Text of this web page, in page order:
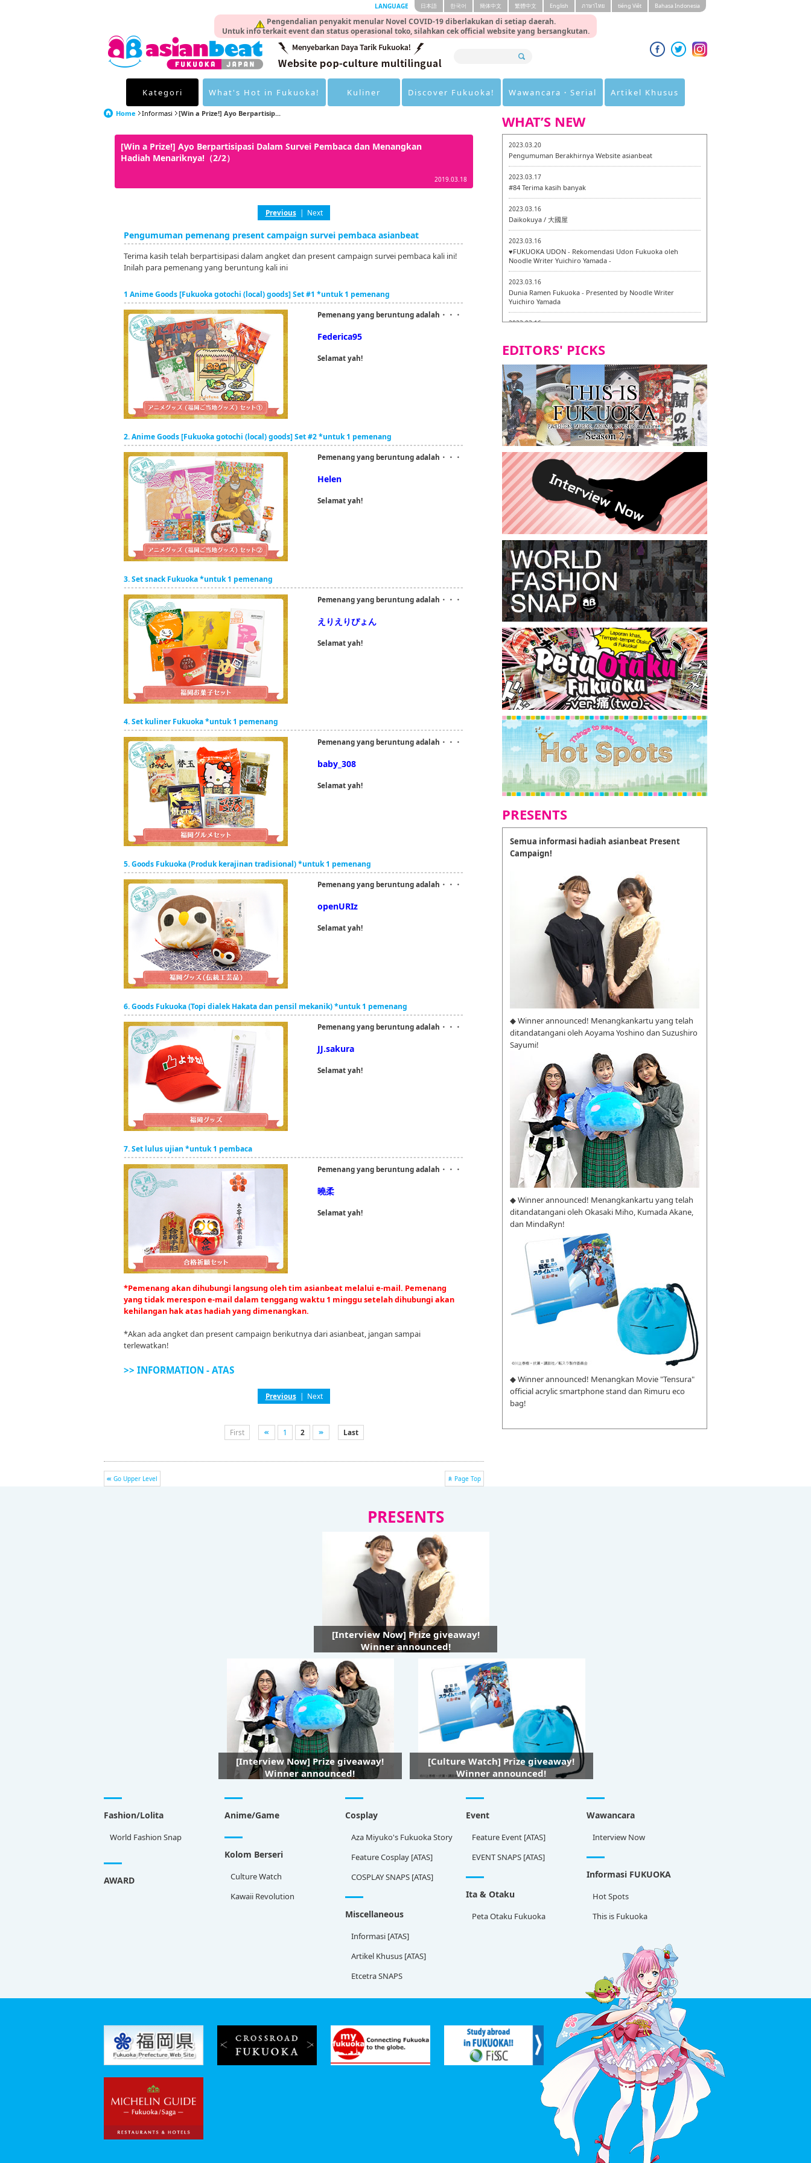
Pengendalian penyakit menular Novel COVID-19 diberlakukan di setiap daerah.
Untuk info terkait event dan status operasional toko, silahkan cek official website yang bersangkutan.
LANGUAGE 日本語 한국어 簡体中文 繁體中文 English ภาษาไทย tiéng Viêt Bahasa Indonesia
Kategori What's Hot in Fukuoka! Kuliner Discover Fukuoka! Wawancara・Serial Artikel Khusus
Home Informasi [Win a Prize!] Ayo Berpartisip...
[Win a Prize!] Ayo Berpartisipasi Dalam Survei Pembaca dan Menangkan
Hadiah Menariknya!（2/2）
2019.03.18
Previous| Next
Pengumuman pemenang present campaign survei pembaca asianbeat
Terima kasih telah berpartisipasi dalam angket dan present campaign survei pembaca kali ini!
Inilah para pemenang yang beruntung kali ini
1 Anime Goods [Fukuoka gotochi (local) goods] Set #1 *untuk 1 pemenang
Pemenang yang beruntung adalah・・・
Federica95
Selamat yah!
2. Anime Goods [Fukuoka gotochi (local) goods] Set #2 *untuk 1 pemenang
Pemenang yang beruntung adalah・・・
Helen
Selamat yah!
3. Set snack Fukuoka *untuk 1 pemenang
Pemenang yang beruntung adalah・・・
えりえりぴょん
Selamat yah!
4. Set kuliner Fukuoka *untuk 1 pemenang
Pemenang yang beruntung adalah・・・
baby_308
Selamat yah!
5. Goods Fukuoka (Produk kerajinan tradisional) *untuk 1 pemenang
Pemenang yang beruntung adalah・・・
openURIz
Selamat yah!
6. Goods Fukuoka (Topi dialek Hakata dan pensil mekanik) *untuk 1 pemenang
Pemenang yang beruntung adalah・・・
JJ.sakura
Selamat yah!
7. Set lulus ujian *untuk 1 pembaca
Pemenang yang beruntung adalah・・・
曉柔
Selamat yah!
*Pemenang akan dihubungi langsung oleh tim asianbeat melalui e-mail. Pemenang
yang tidak merespon e-mail dalam tenggang waktu 1 minggu setelah dihubungi akan
kehilangan hak atas hadiah yang dimenangkan.
*Akan ada angket dan present campaign berikutnya dari asianbeat, jangan sampai
terlewatkan!
>> INFORMATION - ATAS
Previous| Next
First 1 2 Last
Go Upper Level Page Top
WHAT’S NEW
2023.03.20
Pengumuman Berakhirnya Website asianbeat
2023.03.17
#84 Terima kasih banyak
2023.03.16
Daikokuya / 大國屋
2023.03.16
♥FUKUOKA UDON - Rekomendasi Udon Fukuoka oleh
Noodle Writer Yuichiro Yamada -
2023.03.16
Dunia Ramen Fukuoka - Presented by Noodle Writer
Yuichiro Yamada
2023.03.16
2023.03.15
[Laboratorium Cosplay] - Indonesia - #019 MM Earlene
2023.03.07
Isogiyokarazu Hakata Honten | Keliling Kota Fukuoka
mencicipi menu vegan/vegetarian baru
2023.03.07
Keliling Kota Fukuoka mencicipi menu vegan/vegetarian
baru!
2023.03.04
AGANOYAKI
EDITORS' PICKS
PRESENTS
Semua informasi hadiah asianbeat Present
Campaign!
◆ Winner announced! Menangkankartu yang telah
ditandatangani oleh Aoyama Yoshino dan Suzushiro
Sayumi!
◆ Winner announced! Menangkankartu yang telah
ditandatangani oleh Okasaki Miho, Kumada Akane,
dan MindaRyn!
◆ Winner announced! Menangkan Movie "Tensura"
official acrylic smartphone stand dan Rimuru eco
bag!
PRESENTS
[Interview Now] Prize giveaway!
Winner announced!
[Interview Now] Prize giveaway!
Winner announced!
[Culture Watch] Prize giveaway!
Winner announced!
Fashion/Lolita
World Fashion Snap
Anime/Game Cosplay
Aza Miyuko's Fukuoka Story
Feature Cosplay [ATAS]
COSPLAY SNAPS [ATAS]
Event
Feature Event [ATAS]
EVENT SNAPS [ATAS]
Wawancara
Interview Now
Kolom Berseri
Culture Watch
Kawaii Revolution
Informasi FUKUOKA
Hot Spots
This is Fukuoka
AWARD
Ita & Otaku
Peta Otaku Fukuoka
Miscellaneous
Informasi [ATAS]
Artikel Khusus [ATAS]
Etcetra SNAPS